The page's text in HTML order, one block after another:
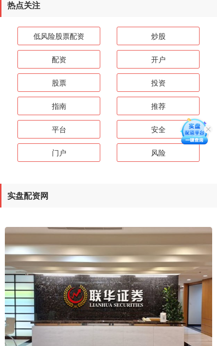
热点关注
低风险股票配资 炒股
配资 开户
股票 投资
指南 推荐
平台 安全
门户 风险
实盘配资网